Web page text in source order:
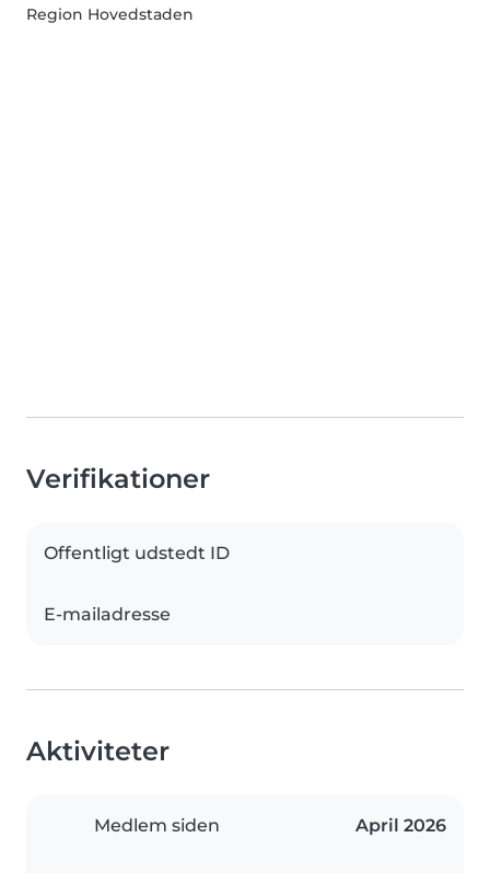
Region Hovedstaden
Verifikationer
Offentligt udstedt ID
E-mailadresse
Aktiviteter
Medlem siden April 2026